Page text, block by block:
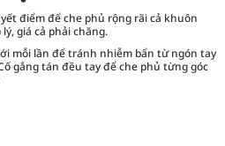
điểm để che phủ rộng rãi cả khuôn
giá cả phải chăng.
mỗi lần để tránh nhiễm bẩn từ ngón tay
gắng tán đều tay để che phủ từng góc